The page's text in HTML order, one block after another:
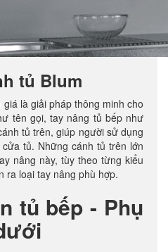
tủ Blum
là giải pháp thông minh cho
tên gọi, tay nâng tủ bếp như
tủ trên, giúp người sử dụng
tủ. Những cánh tủ trên lớn
nâng này, tùy theo từng kiểu
ra loại tay nâng phù hợp.
tủ bếp - Phụ